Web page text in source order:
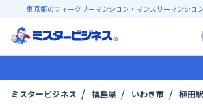
東京都のウィークリーマンション・マンスリーマンショ
ミスタービジネス 福島県 いわき市 植田駅